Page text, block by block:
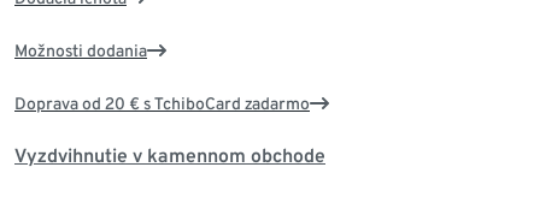
Možnosti dodania
Doprava od 20 € s TchiboCard zadarmo
Vyzdvihnutie v kamennom obchode